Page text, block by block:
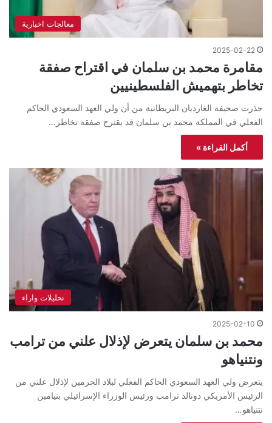
معالجات اخبارية
2025-02-22
مقامرة محمد بن سلمان في اقتراح صفقة
تخاطر بتهميش الفلسطينيين
حذرت صحيفة الغارديان البريطانية من أن ولي العهد السعودي الحاكم
الفعلي في المملكة محمد بن سلمان قد يقترح صفقة تخاطر…
أكمل القراءة »
تحليلات واراء
2025-02-10
محمد بن سلمان يتعرض لإذلال علني من ترامب
ونتنياهو
يتعرض ولي العهد السعودي الحاكم الفعلي لبلاد الحرمين لإذلال علني من
الرئيس الأمريكي دونالد ترامب ورئيس الوزراء الإسرائيلي بنيامين
نتنياهو…